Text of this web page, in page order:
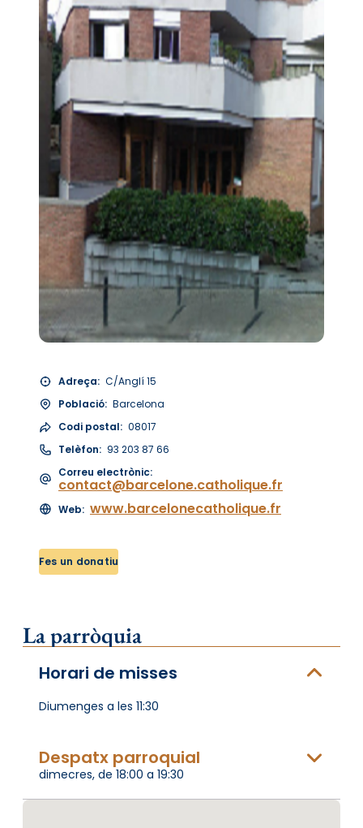
Adreça: C/Anglí 15
Població: Barcelona
Codi postal: 08017
Telèfon: 93 203 87 66
Correu electrònic:
contact@barcelone.catholique.fr
Web: www.barcelonecatholique.fr
Fes un donatiu
La parròquia
Horari de misses
Diumenges a les 11:30
Despatx parroquial
dimecres, de 18:00 a 19:30